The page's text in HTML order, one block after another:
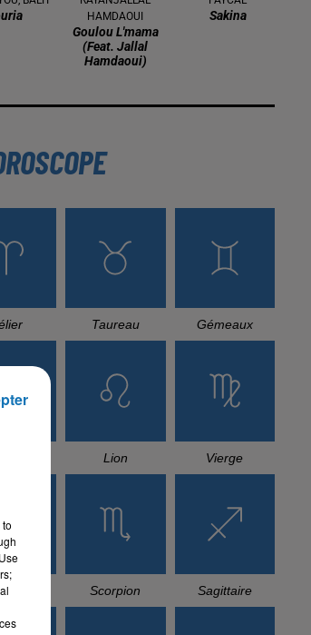
HAMDAOUI
Goulou L'mama
(feat. Jallal
Hamdaoui)
Sakina
Taureau Gémeaux
Lion Vierge
Scorpion Sagittaire